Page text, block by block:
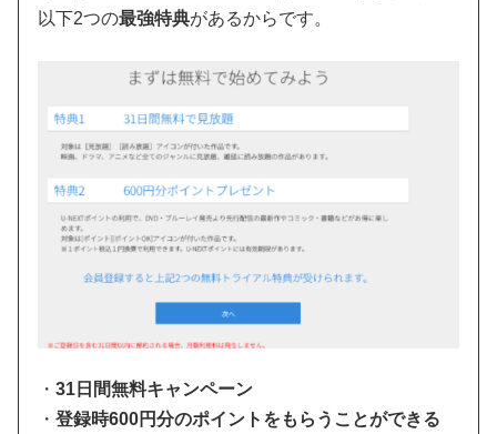
以下2つの最強特典があるからです。
・31日間無料キャンペーン
・登録時600円分のポイントをもらうことができる